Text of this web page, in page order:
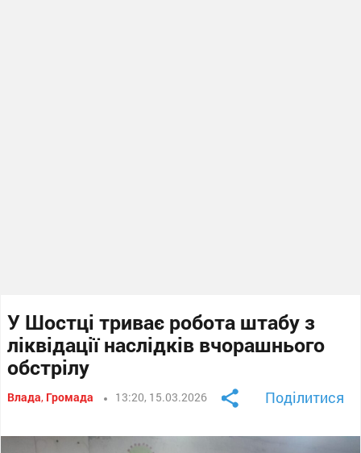
У Шостці триває робота штабу з
ліквідації наслідків вчорашнього
обстрілу
Влада, Громада 13:20, 15.03.2026 Поділитися